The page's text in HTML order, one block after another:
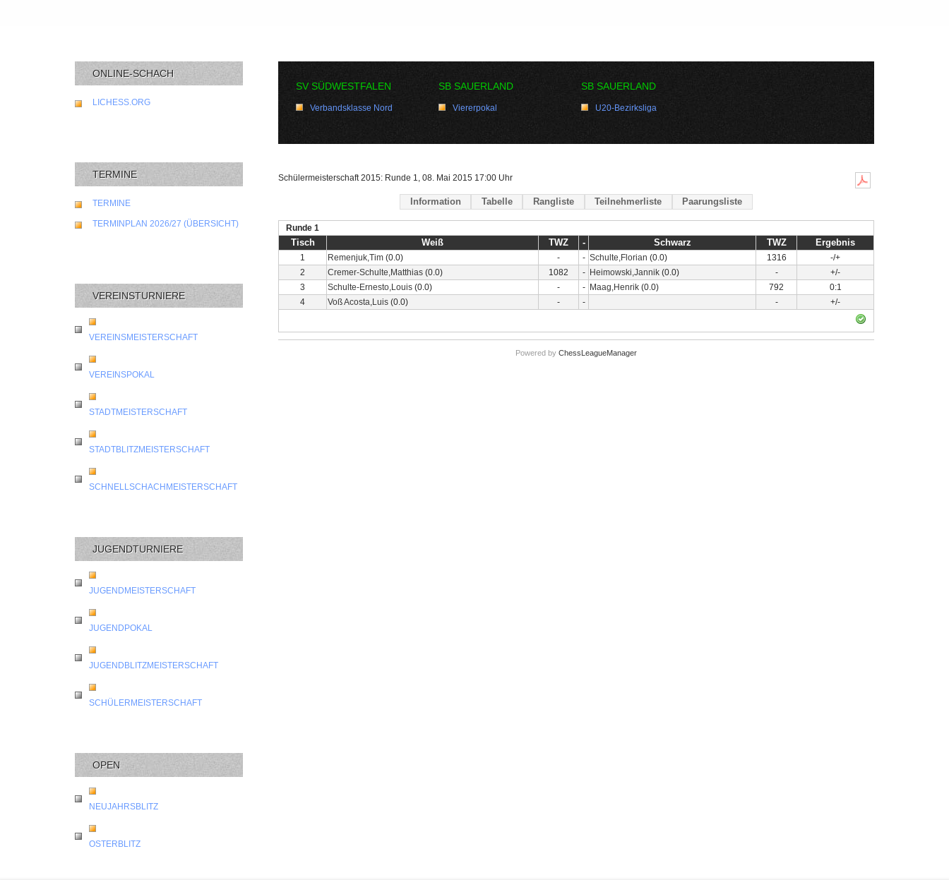
ONLINE-SCHACH
LICHESS.ORG
TERMINE
TERMINE
TERMINPLAN 2026/27 (ÜBERSICHT)
VEREINSTURNIERE
VEREINSMEISTERSCHAFT
VEREINSPOKAL
STADTMEISTERSCHAFT
STADTBLITZMEISTERSCHAFT
SCHNELLSCHACHMEISTERSCHAFT
JUGENDTURNIERE
JUGENDMEISTERSCHAFT
JUGENDPOKAL
JUGENDBLITZMEISTERSCHAFT
SCHÜLERMEISTERSCHAFT
OPEN
NEUJAHRSBLITZ
OSTERBLITZ
SV SÜDWESTFALEN
Verbandsklasse Nord
SB SAUERLAND
Viererpokal
SB SAUERLAND
U20-Bezirksliga
Schülermeisterschaft 2015: Runde 1, 08. Mai 2015 17:00 Uhr
Information Tabelle Rangliste Teilnehmerliste Paarungsliste
Runde 1
Tisch Weiß TWZ - Schwarz TWZ Ergebnis
1 Remenjuk,Tim (0.0) - - Schulte,Florian (0.0) 1316
-/+
2
Cremer-Schulte,Matthias (0.0) 1082 - Heimowski,Jannik (0.0) -
+/-
3
Schulte-Ernesto,Louis (0.0) - - Maag,Henrik (0.0) 792
0:1
4
Voß Acosta,Luis (0.0) - - - +/-
Powered by ChessLeagueManager